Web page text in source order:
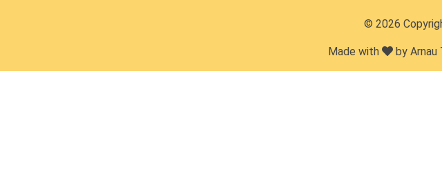
© 2026
Made with by Arnau